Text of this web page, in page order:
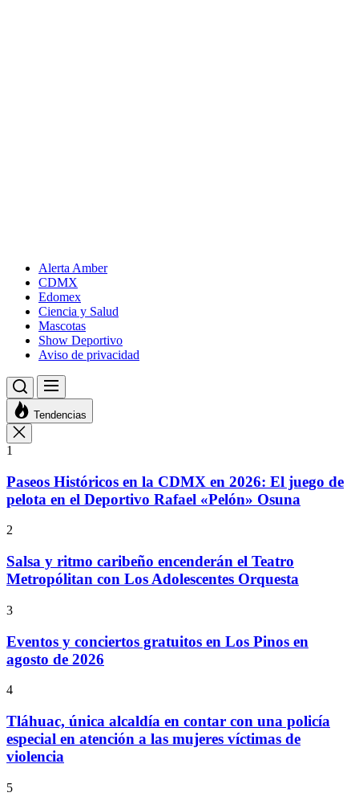
Alerta Amber
CDMX
Edomex
Ciencia y Salud
Mascotas
Show Deportivo
Aviso de privacidad
Tendencias
1
Paseos Históricos en la CDMX en 2026: El juego de
pelota en el Deportivo Rafael «Pelón» Osuna
2
Salsa y ritmo caribeño encenderán el Teatro
Metropólitan con Los Adolescentes Orquesta
3
Eventos y conciertos gratuitos en Los Pinos en
agosto de 2026
4
Tláhuac, única alcaldía en contar con una policía
especial en atención a las mujeres víctimas de
violencia
5